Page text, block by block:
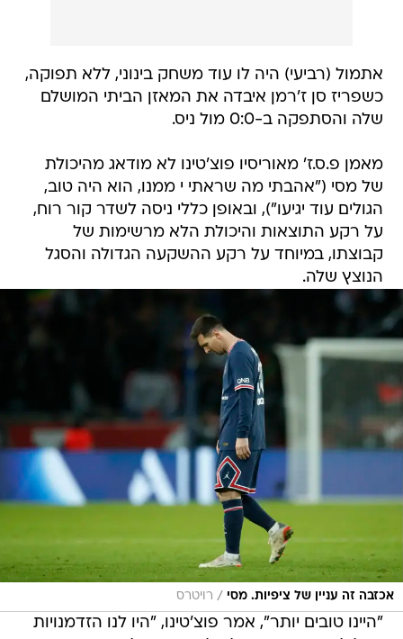
אתמול (רביעי) היה לו עוד משחק בינוני, ללא תפוקה,
כשפריז סן ז'רמן איבדה את המאזן הביתי המושלם
שלה והסתפקה ב-0:0 מול ניס.
מאמן פ.ס.ז' מאוריסיו פוצ'טינו לא מודאג מהיכולת
של מסי ("אהבתי מה שראתי י ממנו, הוא היה טוב,
הגולים עוד יגיעו"), ובאופן כללי ניסה לשדר קור רוח,
על רקע התוצאות והיכולת הלא מרשימות של
קבוצתו, במיוחד על רקע ההשקעה הגדולה והסגל
הנוצץ שלה.
אכזבה זה עניין של ציפיות. מסי / רויטרס
"היינו טובים יותר", אמר פוצ'טינו, "היו לנו הזדמנויות